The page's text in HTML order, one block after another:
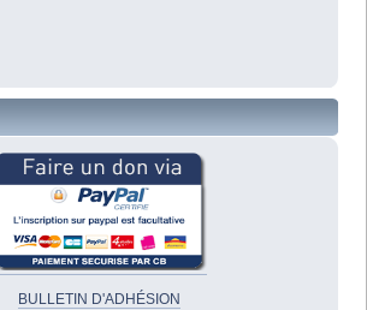
BULLETIN D'ADHÉSION